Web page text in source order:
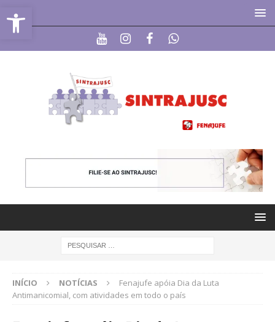
Abrir a barra de ferramentas
INÍCIO NOTÍCIAS
Fenajufe apóia Dia da Luta
Antimanicomial, com atividades em todo o país